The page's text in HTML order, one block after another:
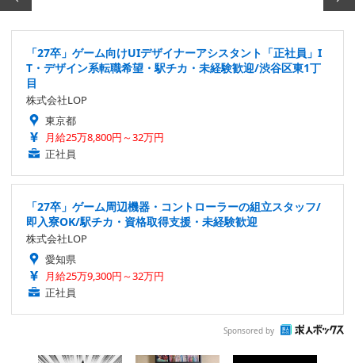
「27卒」ゲーム向けUIデザイナーアシスタント「正社員」I
T・デザイン系転職希望・駅チカ・未経験歓迎/渋谷区東1丁
目
株式会社LOP
東京都
月給25万8,800円～32万円
正社員
「27卒」ゲーム周辺機器・コントローラーの組立スタッフ/
即入寮OK/駅チカ・資格取得支援・未経験歓迎
株式会社LOP
愛知県
月給25万9,300円～32万円
正社員
Sponsored by